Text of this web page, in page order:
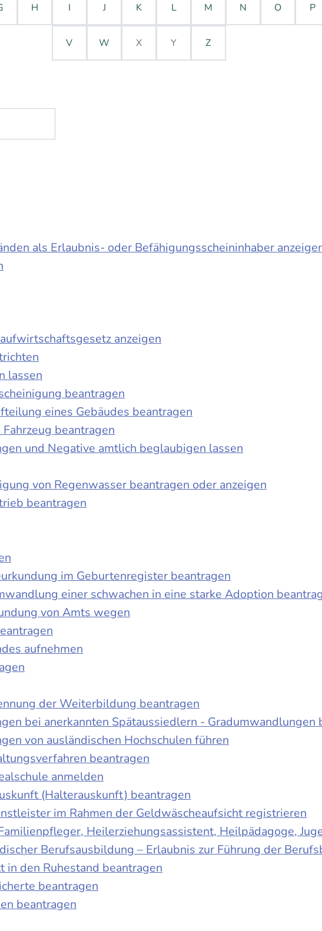
H I J K L M N O P
V W X Y Z
als Erlaubnis- oder Befähigungsscheininhaber
anzeigen
lassen
beantragen
eines Gebäudes beantragen
beantragen
und Negative amtlich beglaubigen lassen
von Regenwasser beantragen oder anzeigen
beantragen
im Geburtenregister beantragen
einer schwachen in eine starke Adoption
von Amts wegen
aufnehmen
der Weiterbildung beantragen
bei anerkannten Spätaussiedlern - Gradumwandlungen
von ausländischen Hochschulen führen
beantragen
anmelden
(Halterauskunft) beantragen
im Rahmen der Geldwäscheaufsicht registrieren
Heilerziehungsassistent, Heilpädagoge,
Berufsausbildung – Erlaubnis zur Führung der
den Ruhestand beantragen
beantragen
beantragen